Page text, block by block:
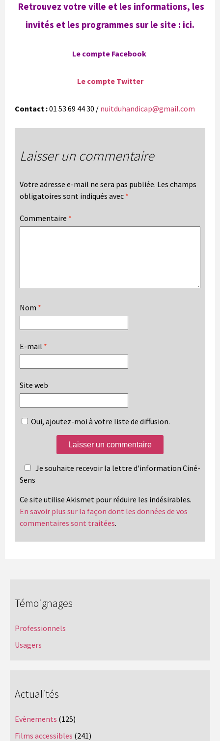
Retrouvez votre ville et les informations, les
invités et les programmes sur le site : ici.
Le compte Facebook
Le compte Twitter
Contact :01 53 69 44 30 / nuitduhandicap@gmail.com
Laisser un commentaire
Votre adresse e-mail ne sera pas publiée. Les champs
obligatoires sont indiqués avec *
Commentaire *
Nom *
E-mail *
Site web
Oui, ajoutez-moi à votre liste de diffusion.
Je souhaite recevoir la lettre d'information Ciné-
Sens
Ce site utilise Akismet pour réduire les indésirables.
En savoir plus sur la façon dont les données de vos
commentaires sont traitées.
Témoignages
Professionnels
Usagers
Actualités
Evènements (125)
Films accessibles (241)